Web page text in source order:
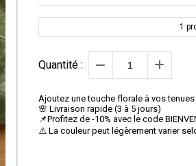
1
Quantité :
Ajoutez une touche florale à vos
🌸 Livraison rapide (3 à 5 jours)
📌Profitez de -10% avec le code
⚠️ La couleur peut légèrement varier